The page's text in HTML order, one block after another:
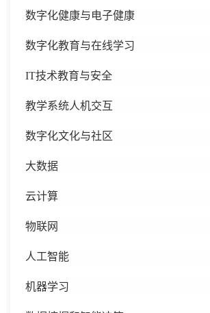
数字化健康与电子健康
数字化教育与在线学习
IT技术教育与安全
教学系统人机交互
数字化文化与社区
大数据
云计算
物联网
人工智能
机器学习